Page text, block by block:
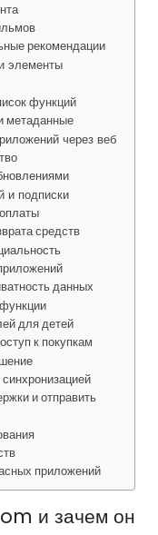
рекомендации
элементы
функций
метаданные
через веб
и подписки
средств
данных
для детей
к покупкам
и отправить
приложений
и зачем он